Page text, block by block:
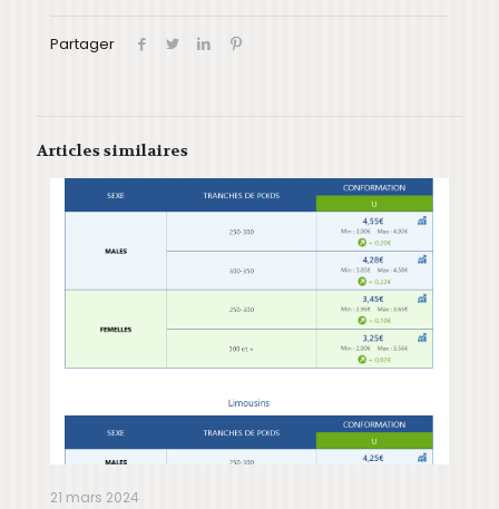
Partager
Articles similaires
21 mars 2024